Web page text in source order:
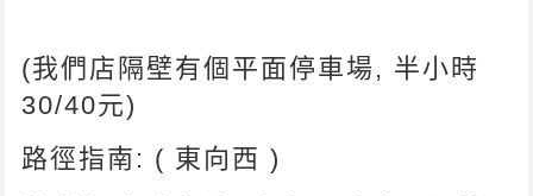
(我們店隔壁有個平面停車場, 半小時
30/40元)
路徑指南: ( 東向西 )